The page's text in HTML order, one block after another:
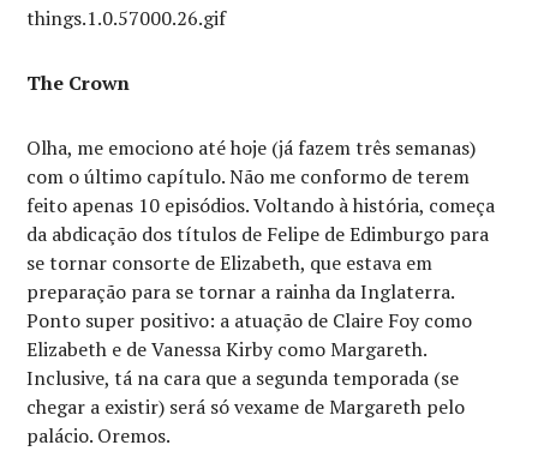
The Crown
Olha, me emociono até hoje (já fazem três semanas)
com o último capítulo. Não me conformo de terem
feito apenas 10 episódios. Voltando à história, começa
da abdicação dos títulos de Felipe de Edimburgo para
se tornar consorte de Elizabeth, que estava em
preparação para se tornar a rainha da Inglaterra.
Ponto super positivo: a atuação de Claire Foy como
Elizabeth e de Vanessa Kirby como Margareth.
Inclusive, tá na cara que a segunda temporada (se
chegar a existir) será só vexame de Margareth pelo
palácio. Oremos.